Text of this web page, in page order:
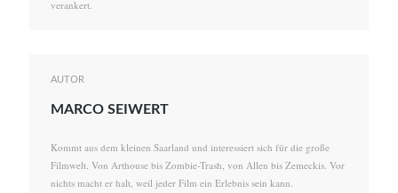
verankert.
AUTOR
MARCO SEIWERT
Kommt aus dem kleinen Saarland und interessiert sich für die große
Filmwelt. Von Arthouse bis Zombie-Trash, von Allen bis Zemeckis. Vor
nichts macht er halt, weil jeder Film ein Erlebnis sein kann.